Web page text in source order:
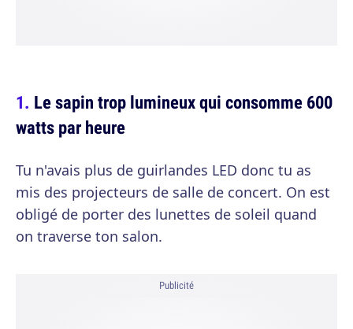
Le sapin trop lumineux qui consomme 600
watts par heure
Tu n'avais plus de guirlandes LED donc tu as
mis des projecteurs de salle de concert. On est
obligé de porter des lunettes de soleil quand
on traverse ton salon.
Publicité